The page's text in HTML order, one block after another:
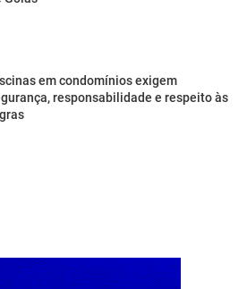
em condomínios exigem
responsabilidade e respeito às